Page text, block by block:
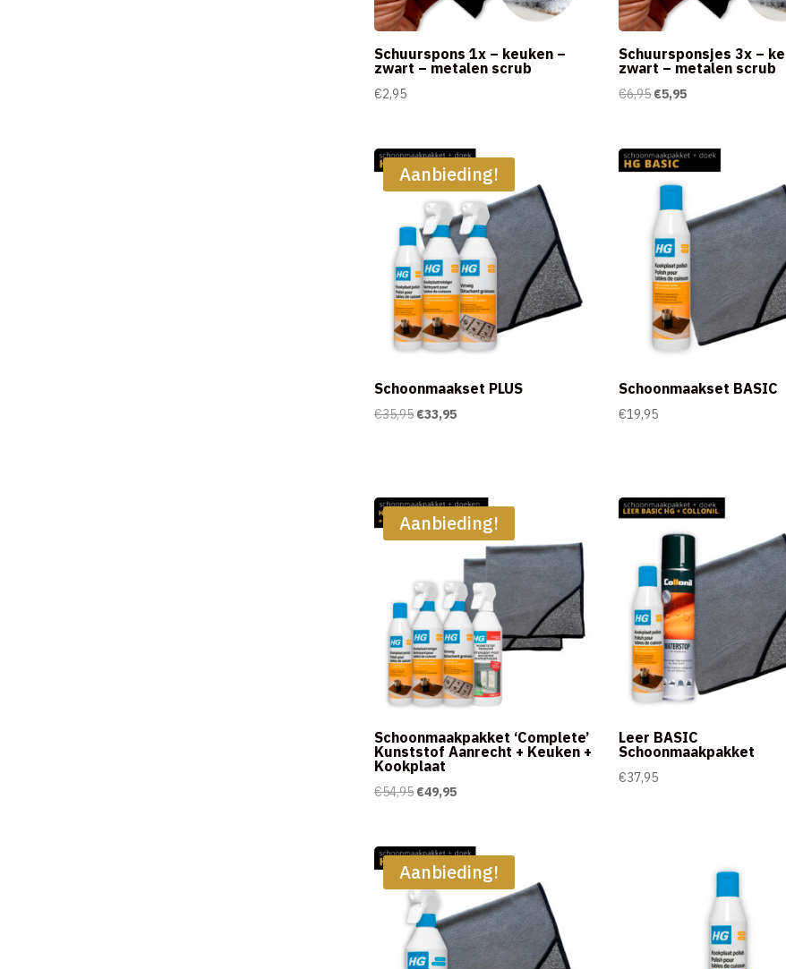
Schuurspons 1x – keuken –
zwart – metalen scrub
€2,95
Schuursponsjes 3x –
zwart – metalen scrub
€6,95Oorspronkelijke
€6,95.
€5,95Huidige
€5,95.
Aanbieding!
Schoonmaakset PLUS
€35,95 Oorspronkelijke
€33,95Huidige
Schoonmaakset BASIC
€19,95
Aanbieding!
Schoonmaakpakket ‘Complete’
Kunststof Aanrecht + Keuken +
Kookplaat
€54,95 Oorspronkelijke
€54,95.
€49,95Huidige
€49,95.
Leer BASIC
Schoonmaakpakket
€37,95
Aanbieding!